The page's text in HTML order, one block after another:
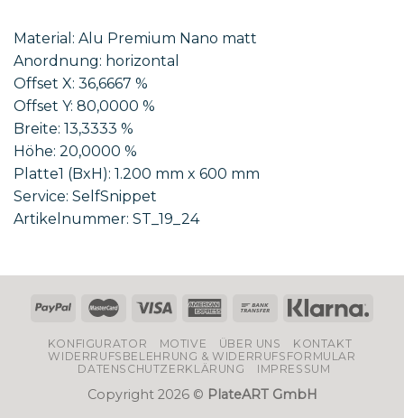
Material: Alu Premium Nano matt
Anordnung: horizontal
Offset X: 36,6667 %
Offset Y: 80,0000 %
Breite: 13,3333 %
Höhe: 20,0000 %
Platte1 (BxH): 1.200 mm x 600 mm
Service: SelfSnippet
Artikelnummer: ST_19_24
KONFIGURATOR MOTIVE ÜBER UNS
KONTAKT
WIDERRUFSBELEHRUNG & WIDERRUFSFORMULAR
DATENSCHUTZERKLÄRUNG
IMPRESSUM
Copyright 2026 © PlateART GmbH